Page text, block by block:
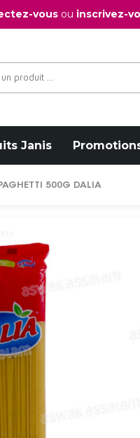
vous ou inscrivez-
Janis
500G DALIA